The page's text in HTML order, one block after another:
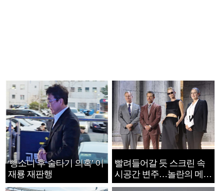
‘뺑소니 후 술타기 의혹’ 이
재룡 재판행
빨려들어갈 듯 스크린 속
시공간 변주…놀란의 메시
지는 ‘전쟁 속죄’